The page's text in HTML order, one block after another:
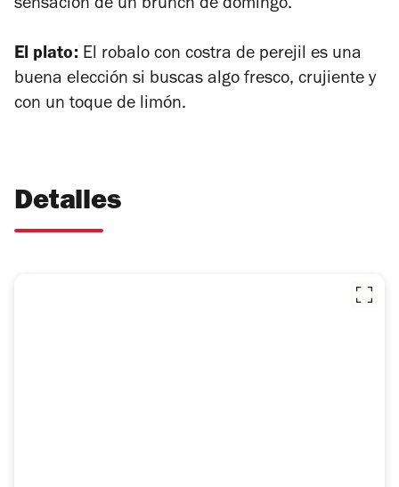
sensación de un brunch de domingo.
El plato: El robalo con costra de perejil es una
buena elección si buscas algo fresco, crujiente y
con un toque de limón.
Detalles